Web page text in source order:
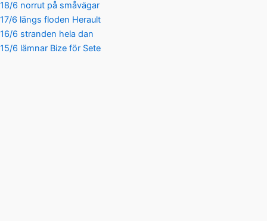
18/6 norrut på småvägar
17/6 längs floden Herault
16/6 stranden hela dan
15/6 lämnar Bize för Sete